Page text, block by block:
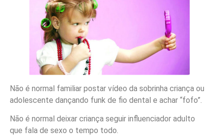
Não é normal familiar postar vídeo da sobrinha criança ou
adolescente dançando funk de fio dental e achar “fofo”.
Não é normal deixar criança seguir influenciador adulto
que fala de sexo o tempo todo.